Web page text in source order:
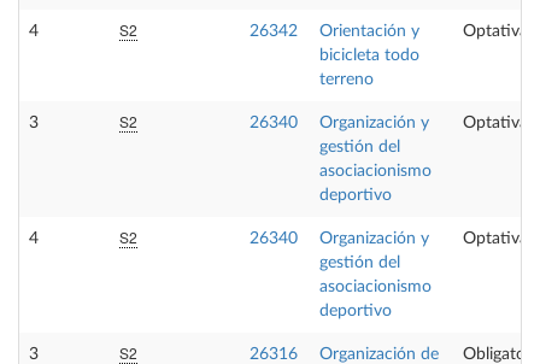
4 S2 26342
Orientación y
bicicleta todo
terreno
Optativa
3 S2 26340
Organización y
gestión del
asociacionismo
deportivo
Optativa
4 S2 26340
Organización y
gestión del
asociacionismo
deportivo
Optativa
3 S2 26316
Organización de